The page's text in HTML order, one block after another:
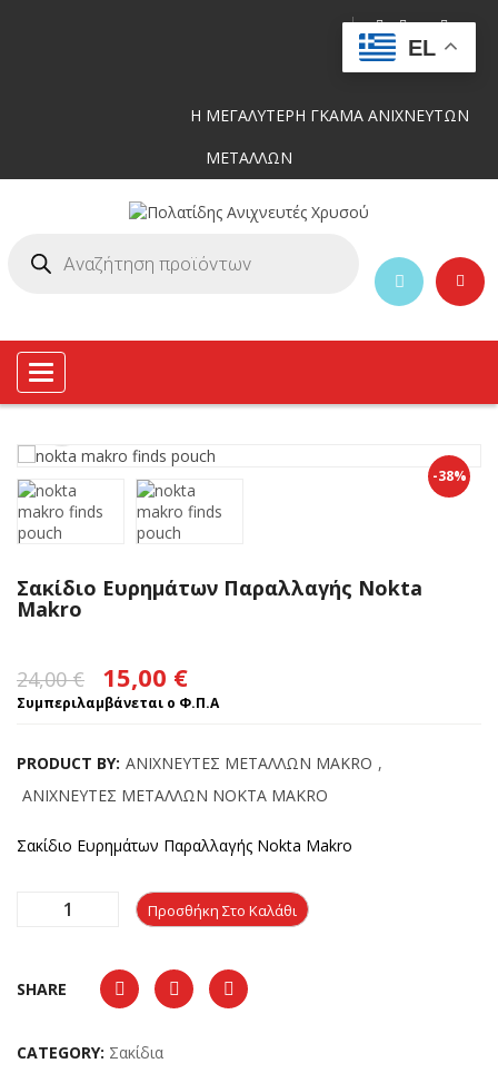
Η ΜΕΓΑΛΥΤΕΡΗ ΓΚΑΜΑ ΑΝΙΧΝΕΥΤΩΝ
ΜΕΤΑΛΛΩΝ
Toggle
navigation
-38%
Σακίδιο Ευρημάτων Παραλλαγής Nokta
Makro
24,00€
Original
price
24,00 €.
15,00 €
τρέχουσα
είναι:
15,00 €.
Συμπεριλαμβάνεται ο Φ.Π.Α
PRODUCT BY: ΑΝΙΧΝΕΥΤΕΣ ΜΕΤΑΛΛΩΝ MAKRO ,
ΑΝΙΧΝΕΥΤΕΣ ΜΕΤΑΛΛΩΝ NOKTA MAKRO
Σακίδιο Ευρημάτων Παραλλαγής Nokta Makro
Προσθήκη Στο Καλάθι
SHARE
CATEGORY: Σακίδια
EL